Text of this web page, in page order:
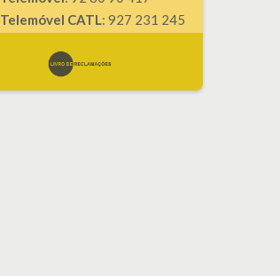
Telemóvel CATL: 927 231 245